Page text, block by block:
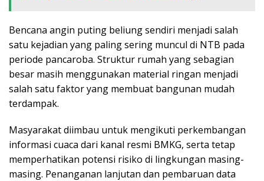
Bencana angin puting beliung sendiri menjadi salah
satu kejadian yang paling sering muncul di NTB pada
periode pancaroba. Struktur rumah yang sebagian
besar masih menggunakan material ringan menjadi
salah satu faktor yang membuat bangunan mudah
terdampak.
Masyarakat diimbau untuk mengikuti perkembangan
informasi cuaca dari kanal resmi BMKG, serta tetap
memperhatikan potensi risiko di lingkungan masing-
masing. Penanganan lanjutan dan pembaruan data